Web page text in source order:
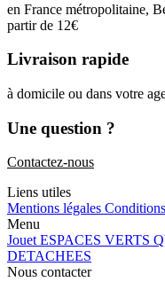
en France métropolitaine,
partir de 12€
Livraison rapide
à domicile ou dans votre
Une question ?
Contactez-nous
Liens utiles
Mentions légales
Menu
Jouet ESPACES VERTS
DETACHEES
Nous contacter